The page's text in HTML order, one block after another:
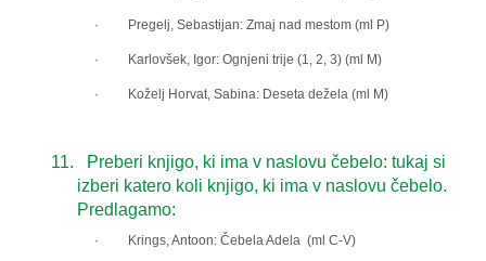
· Pregelj, Sebastijan: Zmaj nad mestom (ml P)
· Karlovšek, Igor: Ognjeni trije (1, 2, 3) (ml M)
· Koželj Horvat, Sabina: Deseta dežela (ml M)
11.
Preberi knjigo, ki ima v naslovu čebelo: tukaj si
izberi katero koli knjigo, ki ima v naslovu čebelo.
Predlagamo:
· Krings, Antoon: Čebela Adela (ml C-V)